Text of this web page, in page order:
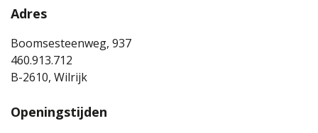
Adres
Boomsesteenweg, 937
460.913.712
B-2610, Wilrijk
Openingstijden